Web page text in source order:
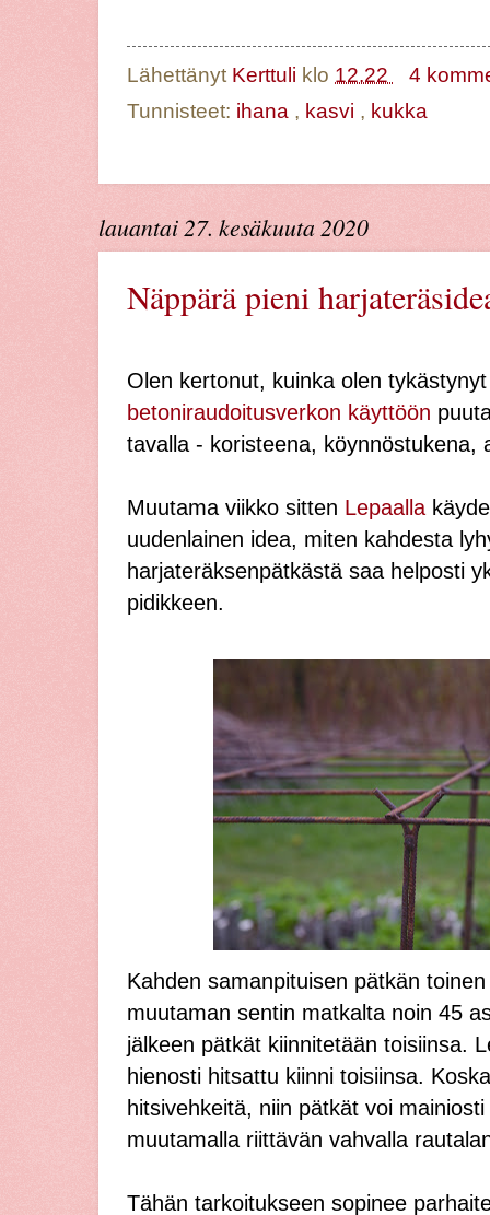
Lähettänyt Kerttuli klo 12.22
4
Tunnisteet: ihana , kasvi , kukka
lauantai 27. kesäkuuta 2020
Näppärä pieni
Olen kertonut, kuinka olen
betoniraudoitusverkon käyttöön
tavalla - koristeena, köynnöstukena,
Muutama viikko sitten Lepaalla
uudenlainen idea, miten kahdesta
harjateräksenpätkästä saa helposti
pidikkeen.
Kahden samanpituisen pätkän
muutaman sentin matkalta noin 45
jälkeen pätkät kiinnitetään toisiinsa.
hienosti hitsattu kiinni toisiinsa.
hitsivehkeitä, niin pätkät voi
muutamalla riittävän vahvalla
Tähän tarkoitukseen sopinee